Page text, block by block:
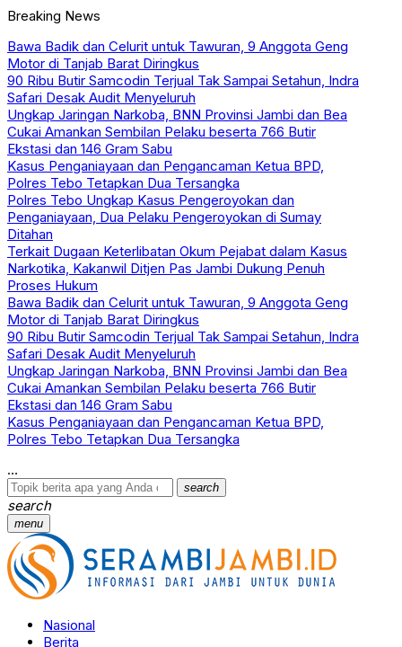
Breaking News
Bawa Badik dan Celurit untuk Tawuran, 9 Anggota Geng
Motor di Tanjab Barat Diringkus
90 Ribu Butir Samcodin Terjual Tak Sampai Setahun, Indra
Safari Desak Audit Menyeluruh
Ungkap Jaringan Narkoba, BNN Provinsi Jambi dan Bea
Cukai Amankan Sembilan Pelaku beserta 766 Butir
Ekstasi dan 146 Gram Sabu
Kasus Penganiayaan dan Pengancaman Ketua BPD,
Polres Tebo Tetapkan Dua Tersangka
Polres Tebo Ungkap Kasus Pengeroyokan dan
Penganiayaan, Dua Pelaku Pengeroyokan di Sumay
Ditahan
Terkait Dugaan Keterlibatan Okum Pejabat dalam Kasus
Narkotika, Kakanwil Ditjen Pas Jambi Dukung Penuh
Proses Hukum
Bawa Badik dan Celurit untuk Tawuran, 9 Anggota Geng
Motor di Tanjab Barat Diringkus
90 Ribu Butir Samcodin Terjual Tak Sampai Setahun, Indra
Safari Desak Audit Menyeluruh
Ungkap Jaringan Narkoba, BNN Provinsi Jambi dan Bea
Cukai Amankan Sembilan Pelaku beserta 766 Butir
Ekstasi dan 146 Gram Sabu
Kasus Penganiayaan dan Pengancaman Ketua BPD,
Polres Tebo Tetapkan Dua Tersangka
search
menu
Berita